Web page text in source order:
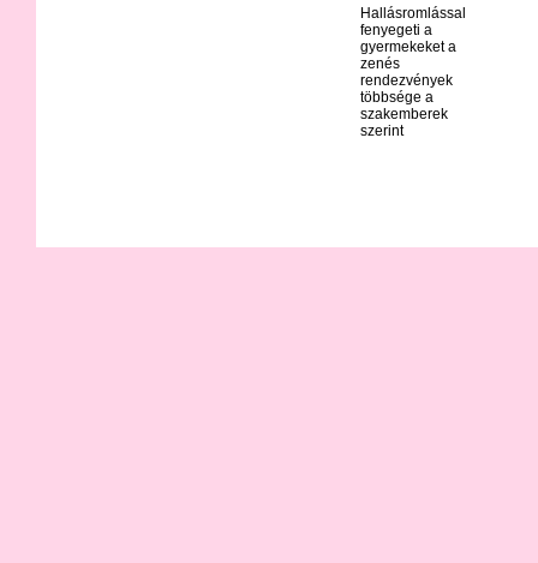
Hallásromlással
fenyegeti a
gyermekeket a
zenés
rendezvények
többsége a
szakemberek
szerint